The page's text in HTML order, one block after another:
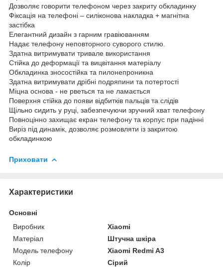
Дозволяє говорити телефоном через закриту обкладинку
Фіксація на телефоні – силіконова накладка + магнітна
застібка
Елегантний дизайн з гарним гравіюванням
Надає телефону неповторного суворого стилю.
Здатна витримувати тривале використання
Стійка до деформації та вицвітання матеріалу
Обкладинка зносостійка та пилонепроникна
Здатна витримувати дрібні подряпини та потертості
Міцна основа - не рветься та не ламається
Поверхня стійка до появи відбитків пальців та слідів
Щільно сидить у руці, забезпечуючи зручний хват телефону
Повноцінно захищає екран телефону та корпус при падінні
Виріз під динамік, дозволяє розмовляти із закритою
обкладинкою
Приховати
Характеристики
Основні
Виробник
Xiaomi
Матеріал
Штучна шкіра
Модель телефону
Xiaomi Redmi A3
Колір
Сірий